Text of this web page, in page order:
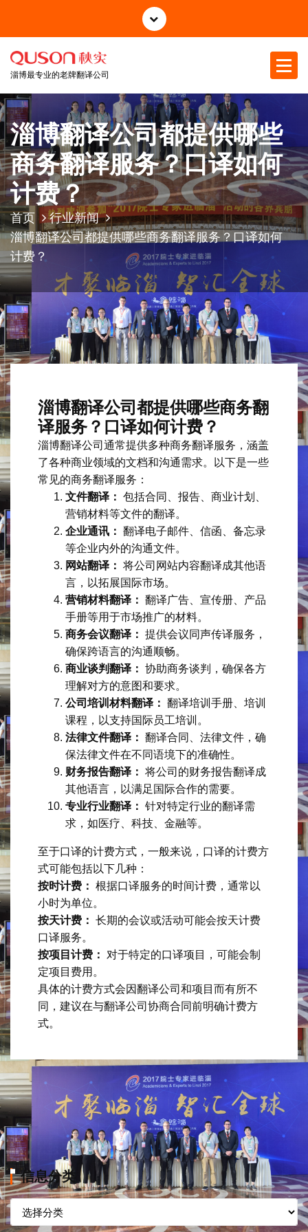
正
淄博最专业的老牌翻译公司
淄博翻译公司都提供哪些
商务翻译服务？口译如何
计费？
首页
行业新闻
淄博翻译公司都提供哪些商务翻译服务？口译如何
计费？
淄博翻译公司都提供哪些商务翻
译服务？口译如何计费？
淄博翻译公司通常提供多种商务翻译服务，涵盖
了各种商业领域的文档和沟通需求。以下是一些
常见的商务翻译服务：
文件翻译： 包括合同、报告、商业计划、
营销材料等文件的翻译。
企业通讯： 翻译电子邮件、信函、备忘录
等企业内外的沟通文件。
网站翻译： 将公司网站内容翻译成其他语
言，以拓展国际市场。
营销材料翻译： 翻译广告、宣传册、产品
手册等用于市场推广的材料。
商务会议翻译： 提供会议同声传译服务，
确保跨语言的沟通顺畅。
商业谈判翻译： 协助商务谈判，确保各方
理解对方的意图和要求。
公司培训材料翻译： 翻译培训手册、培训
课程，以支持国际员工培训。
法律文件翻译： 翻译合同、法律文件，确
保法律文件在不同语境下的准确性。
财务报告翻译： 将公司的财务报告翻译成
其他语言，以满足国际合作的需要。
专业行业翻译： 针对特定行业的翻译需
求，如医疗、科技、金融等。
至于口译的计费方式，一般来说，口译的计费方
式可能包括以下几种：
按时计费： 根据口译服务的时间计费，通常以
小时为单位。
按天计费： 长期的会议或活动可能会按天计费
口译服务。
按项目计费：
对于特定的口译项目，可能会制
定项目费用。
具体的计费方式会因翻译公司和项目而有所不
同，建议在与翻译公司协商合同前明确计费方
式。
信息分类
信
息